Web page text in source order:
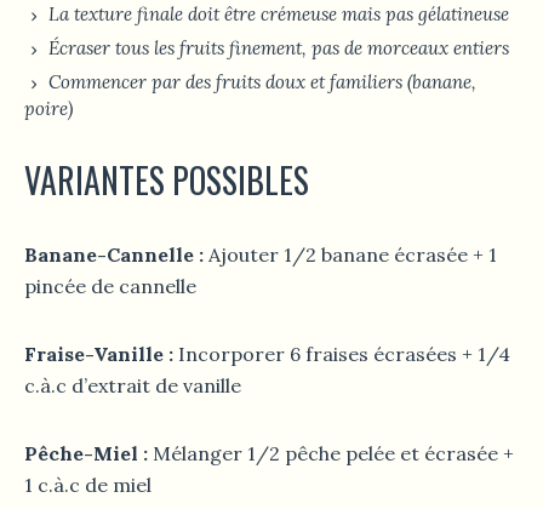
La texture finale doit être crémeuse mais pas gélatineuse
Écraser tous les fruits finement, pas de morceaux entiers
Commencer par des fruits doux et familiers (banane,
poire)
VARIANTES POSSIBLES
Banane-Cannelle : Ajouter 1/2 banane écrasée + 1
pincée de cannelle
Fraise-Vanille : Incorporer 6 fraises écrasées + 1/4
c.à.c d’extrait de vanille
Pêche-Miel : Mélanger 1/2 pêche pelée et écrasée +
1 c.à.c de miel